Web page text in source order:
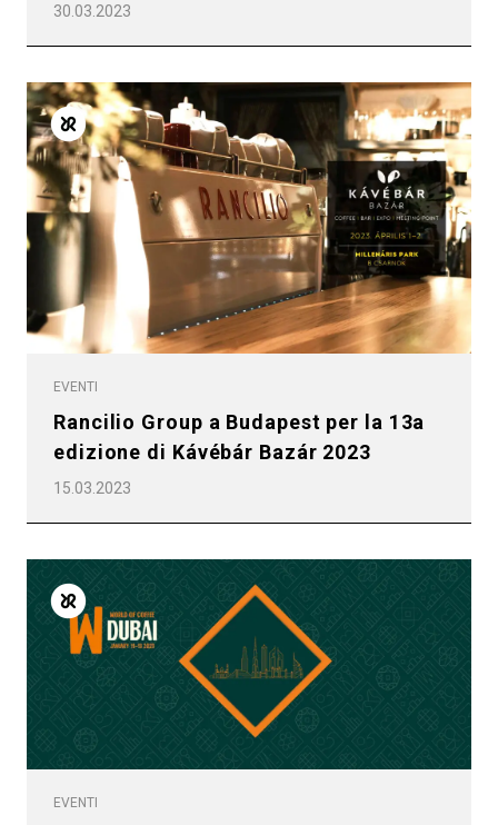
30.03.2023
EVENTI
Rancilio Group a Budapest per la 13a
edizione di Kávébár Bazár 2023
15.03.2023
EVENTI